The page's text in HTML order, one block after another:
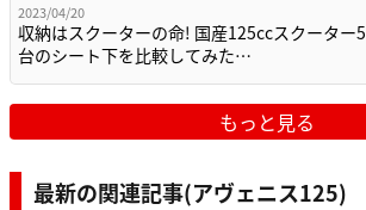
2023/04/20
収納はスクーターの命! 国産125ccスクーター5
台のシート下を比較してみた…
もっと見る
最新の関連記事(アヴェニス125)